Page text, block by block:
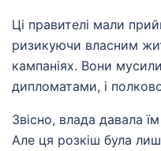
Ці правителі мали
ризикуючи власним
кампаніях. Вони
дипломатами, і
Звісно, влада давала
Але ця розкіш була